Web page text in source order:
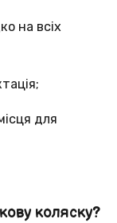
на всіх
для
коляску?